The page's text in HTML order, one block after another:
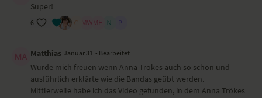
Super!
6
Matthias Januar 31 • Bearbeitet
Würde mich freuen wenn Anna Trökes auch so schön und
ausführlich erklärte wie die Bandas geübt werden.
Mittlerweile habe ich das Video gefunden, in dem Anna Trökes